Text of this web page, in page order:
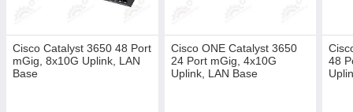
Cisco Catalyst 3650 48 Port
mGig, 8x10G Uplink, LAN
Base
Cisco ONE Catalyst 3650
24 Port mGig, 4x10G
Uplink, LAN Base
48